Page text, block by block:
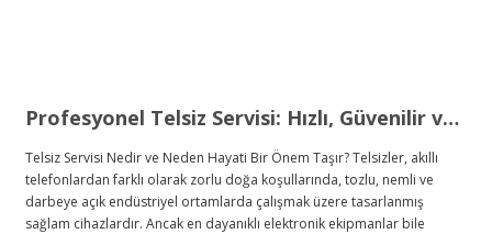
Profesyonel Telsiz Servisi: Hızlı, Güvenilir ve Kesintisiz İletişim Çözümleri
Telsiz Servisi Nedir ve Neden Hayati Bir Önem Taşır? Telsizler, akıllı
telefonlardan farklı olarak zorlu doğa koşullarında, tozlu, nemli ve
darbeye açık endüstriyel ortamlarda çalışmak üzere tasarlanmış
sağlam cihazlardır. Ancak en dayanıklı elektronik ekipmanlar bile